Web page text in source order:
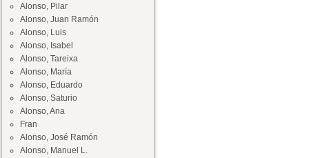
Alonso, Pilar
Alonso, Juan Ramón
Alonso, Luis
Alonso, Isabel
Alonso, Tareixa
Alonso, María
Alonso, Eduardo
Alonso, Saturio
Alonso, Ana
Fran
Alonso, José Ramón
Alonso, Manuel L.